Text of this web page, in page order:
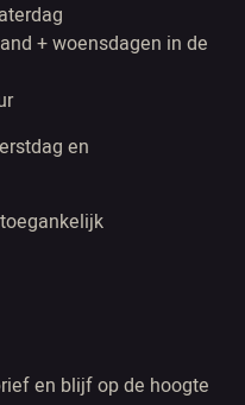
+ woensdagen in de
en
en blijf op de hoogte